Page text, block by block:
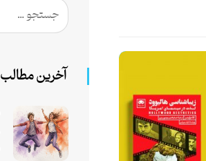
آخرین مطالب